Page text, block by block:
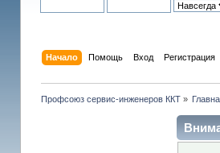
Начало Помощь Вход Регистрация
Профсоюз сервис-инженеров ККТ»